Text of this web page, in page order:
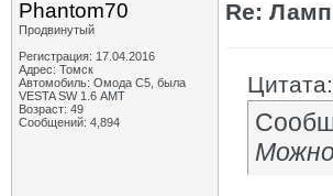
Phantom70
Продвинутый
Регистрация: 17.04.2016
Адрес: Томск
Автомобиль: Омода С5, была
VESTA SW 1.6 АМТ
Возраст: 49
Сообщений: 4,894
Re:
Цитата: